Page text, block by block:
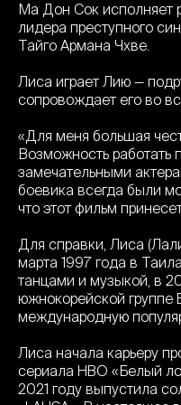
Ма Дон Сок исполняет
лидера преступного
Тайго Армана Чхве.
Лиса играет Лию —
сопровождает его во
«Для меня большая
Возможность работать
замечательными
боевика всегда были
что этот фильм
Для справки, Лиса
марта 1997 года в
танцами и музыкой, в
южнокорейской группе
международную
Лиса начала карьеру
сериала HBO «Белый
2021 году выпустила